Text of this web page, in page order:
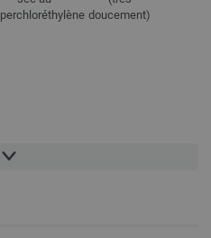
perchloréthylène doucement)